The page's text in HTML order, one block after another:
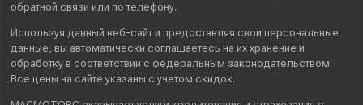
обратной связи или по телефону.
Используя данный веб-сайт и предоставляя свои персональные
данные , вы автоматически соглашаетесь на их хранение и
обработку в соответствии с федеральным законодательством.
Все цены на сайте указаны с учетом скидок.